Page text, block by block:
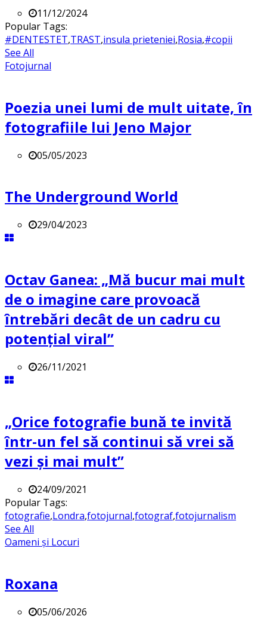
11/12/2024
Popular Tags:
#DENTESTET,TRAST,insula prieteniei,Rosia,#copii
See All
Fotojurnal
Poezia unei lumi de mult uitate, în
fotografiile lui Jeno Major
05/05/2023
The Underground World
29/04/2023
Octav Ganea: „Mă bucur mai mult
de o imagine care provoacă
întrebări decât de un cadru cu
potenţial viral”
26/11/2021
„Orice fotografie bună te invită
într-un fel să continui să vrei să
vezi și mai mult”
24/09/2021
Popular Tags:
fotografie,Londra,fotojurnal,fotograf,fotojurnalism
See All
Oameni și Locuri
Roxana
05/06/2026